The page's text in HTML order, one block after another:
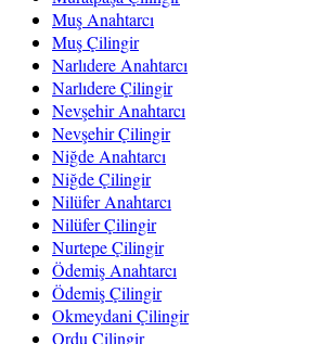
Muş Anahtarcı
Muş Çilingir
Narlıdere Anahtarcı
Narlıdere Çilingir
Nevşehir Anahtarcı
Nevşehir Çilingir
Niğde Anahtarcı
Niğde Çilingir
Nilüfer Anahtarcı
Nilüfer Çilingir
Nurtepe Çilingir
Ödemiş Anahtarcı
Ödemiş Çilingir
Okmeydani Çilingir
Ordu Çilingir